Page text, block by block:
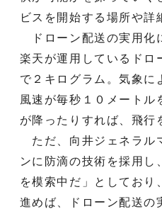
ビスを開始する場所や詳
ドローン配送の実用化
楽天が運用しているドロ
で２キログラム。気象に
風速が毎秒１０メートル
が降ったりすれば、飛行
ただ、向井ジェネラル
ンに防滴の技術を採用し
を模索中だ」としており
進めば、ドローン配送の